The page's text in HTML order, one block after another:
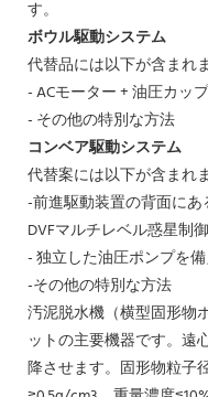
す。
ボウル駆動システム
代替品には以下が含まれ
- ACモーター + 油圧カッ
- その他の特別な方法
コンベア駆動システム
代替案には以下が含まれ
-前進駆動装置の背面に
DVFマルチレベル惑星制御
- 独立した油圧ポンプを
-その他の特別な方法
汚泥脱水機（横型固形物
ットの主要機器です。遠
降させます。固形物粒子